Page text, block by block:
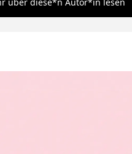
über diese*n Autor*in lesen